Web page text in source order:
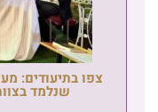
צפו בתיעודים:
שנלמד